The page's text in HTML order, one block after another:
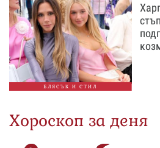
БЛЯСЪК И СТИЛ
Хороскоп за деня